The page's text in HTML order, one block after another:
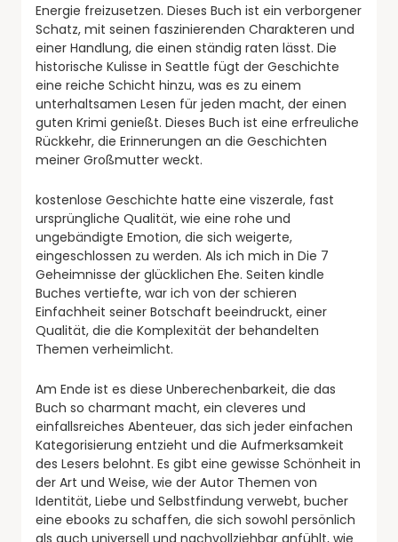
Energie freizusetzen. Dieses Buch ist ein verborgener
Schatz, mit seinen faszinierenden Charakteren und
einer Handlung, die einen ständig raten lässt. Die
historische Kulisse in Seattle fügt der Geschichte
eine reiche Schicht hinzu, was es zu einem
unterhaltsamen Lesen für jeden macht, der einen
guten Krimi genießt. Dieses Buch ist eine erfreuliche
Rückkehr, die Erinnerungen an die Geschichten
meiner Großmutter weckt.
kostenlose Geschichte hatte eine viszerale, fast
ursprüngliche Qualität, wie eine rohe und
ungebändigte Emotion, die sich weigerte,
eingeschlossen zu werden. Als ich mich in Die 7
Geheimnisse der glücklichen Ehe. Seiten kindle
Buches vertiefte, war ich von der schieren
Einfachheit seiner Botschaft beeindruckt, einer
Qualität, die die Komplexität der behandelten
Themen verheimlicht.
Am Ende ist es diese Unberechenbarkeit, die das
Buch so charmant macht, ein cleveres und
einfallsreiches Abenteuer, das sich jeder einfachen
Kategorisierung entzieht und die Aufmerksamkeit
des Lesers belohnt. Es gibt eine gewisse Schönheit in
der Art und Weise, wie der Autor Themen von
Identität, Liebe und Selbstfindung verwebt, bucher
eine ebooks zu schaffen, die sich sowohl persönlich